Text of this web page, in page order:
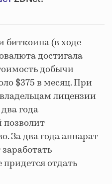
биткоина (в ходе
достигала
добычи
$375 в месяц. При
лицензии
года
позволит
За два года аппарат
отдать